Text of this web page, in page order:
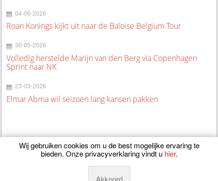
04-06-2026
Roan Konings kijkt uit naar de Baloise Belgium Tour
30-05-2026
Volledig herstelde Marijn van den Berg via Copenhagen
Sprint naar NK
23-03-2026
Elmar Abma wil seizoen lang kansen pakken
Wij gebruiken cookies om u de best mogelijke ervaring te
bieden. Onze privacyverklaring vindt u hier.
Akkoord